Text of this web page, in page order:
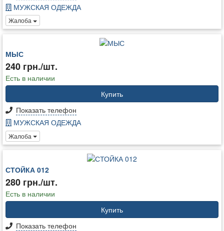
МУЖСКАЯ ОДЕЖДА
Жалоба
МЫС
240 грн./шт.
Есть в наличии
Купить
Показать телефон
МУЖСКАЯ ОДЕЖДА
Жалоба
СТОЙКА 012
280 грн./шт.
Есть в наличии
Купить
Показать телефон